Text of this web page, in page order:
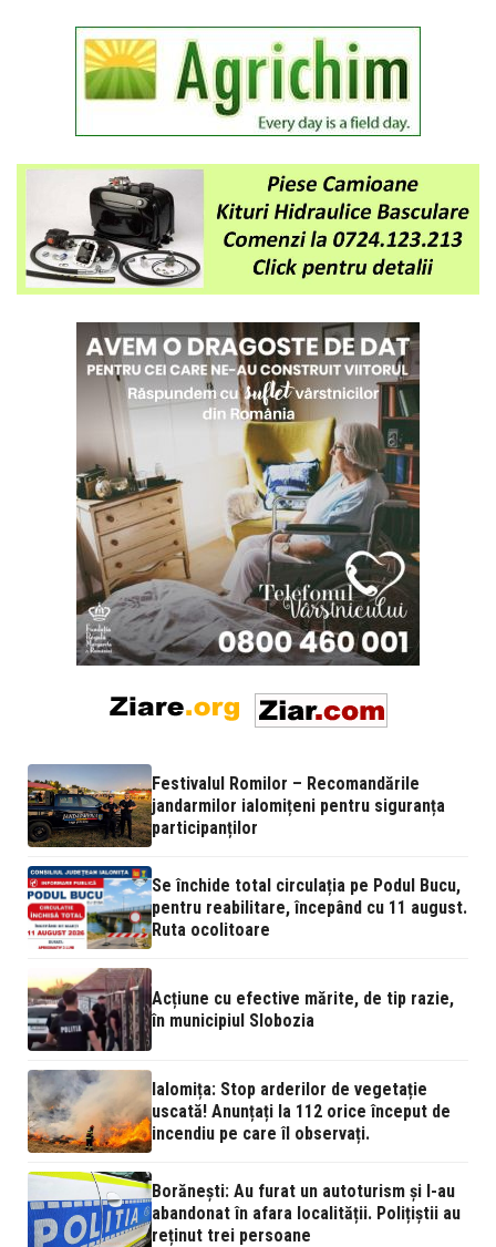
Festivalul Romilor – Recomandările
jandarmilor ialomițeni pentru siguranța
participanților
Se închide total circulația pe Podul Bucu,
pentru reabilitare, începând cu 11 august.
Ruta ocolitoare
Acțiune cu efective mărite, de tip razie,
în municipiul Slobozia
Ialomița: Stop arderilor de vegetație
uscată! Anunțați la 112 orice început de
incendiu pe care îl observați.
Borănești: Au furat un autoturism și l-au
abandonat în afara localității. Polițiștii au
reținut trei persoane